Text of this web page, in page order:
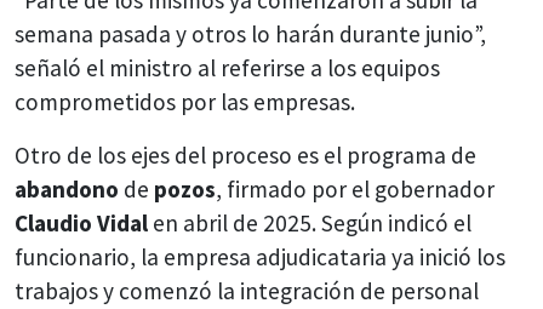
semana pasada y otros lo harán durante junio”,
señaló el ministro al referirse a los equipos
comprometidos por las empresas.
Otro de los ejes del proceso es el programa de
abandono de pozos, firmado por el gobernador
Claudio Vidal en abril de 2025. Según indicó el
funcionario, la empresa adjudicataria ya inició los
trabajos y comenzó la integración de personal